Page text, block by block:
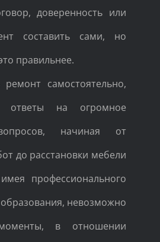
доверенность или
составить сами, но
правильнее.
самостоятельно,
ответы на огромное
начиная от
до расстановки мебели
профессионального
невозможно
в отношении